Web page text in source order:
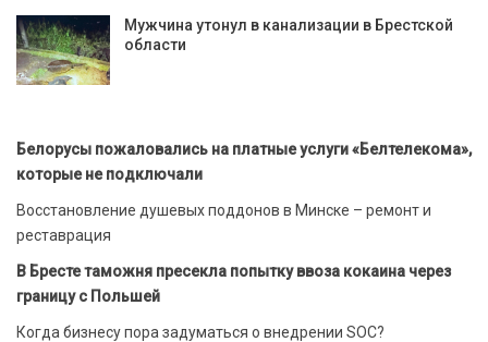
Мужчина утонул в канализации в Брестской
области
Белорусы пожаловались на платные услуги «Белтелекома»,
которые не подключали
Восстановление душевых поддонов в Минске – ремонт и
реставрация
В Бресте таможня пресекла попытку ввоза кокаина через
границу с Польшей
Когда бизнесу пора задуматься о внедрении SOC?